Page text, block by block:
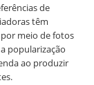
de
têm
meio de fotos
popularização
ao produzir